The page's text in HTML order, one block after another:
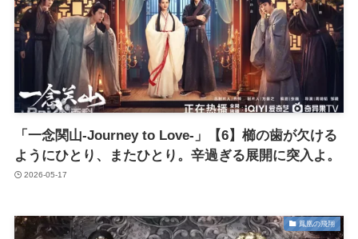
「一念関山-Journey to Love-」【6】櫛の歯が欠ける
ようにひとり、またひとり。辛過ぎる展開に突入よ。
2026-05-17
鳳凰の飛翔